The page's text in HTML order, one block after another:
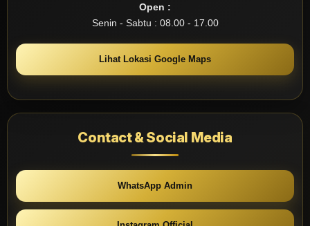
Open :
Senin - Sabtu : 08.00 - 17.00
Lihat Lokasi Google Maps
Contact & Social Media
WhatsApp Admin